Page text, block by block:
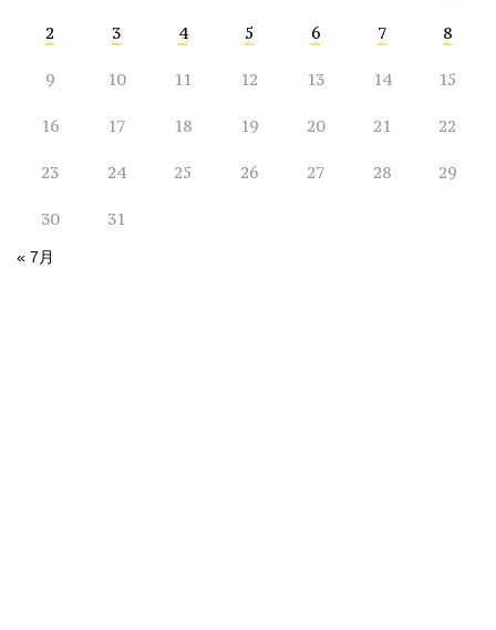
2 3 4 5 6 7 8
9 10 11 12 13 14 15
16 17 18 19 20 21 22
23 24 25 26 27 28 29
30 31
« 7月